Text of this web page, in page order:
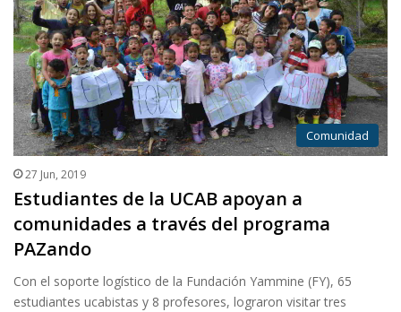
Comunidad
27 Jun, 2019
Estudiantes de la UCAB apoyan a
comunidades a través del programa
PAZando
Con el soporte logístico de la Fundación Yammine (FY), 65
estudiantes ucabistas y 8 profesores, lograron visitar tres